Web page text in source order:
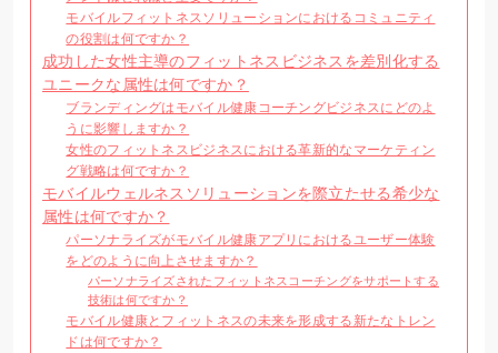
モバイルフィットネスソリューションにおけるコミュニティ
の役割は何ですか？
成功した女性主導のフィットネスビジネスを差別化する
ユニークな属性は何ですか？
ブランディングはモバイル健康コーチングビジネスにどのよ
うに影響しますか？
女性のフィットネスビジネスにおける革新的なマーケティン
グ戦略は何ですか？
モバイルウェルネスソリューションを際立たせる希少な
属性は何ですか？
パーソナライズがモバイル健康アプリにおけるユーザー体験
をどのように向上させますか？
パーソナライズされたフィットネスコーチングをサポートする
技術は何ですか？
モバイル健康とフィットネスの未来を形成する新たなトレン
ドは何ですか？